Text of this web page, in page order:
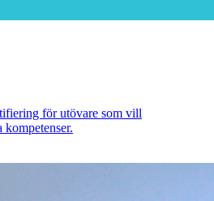
för utövare som vill
kompetenser.